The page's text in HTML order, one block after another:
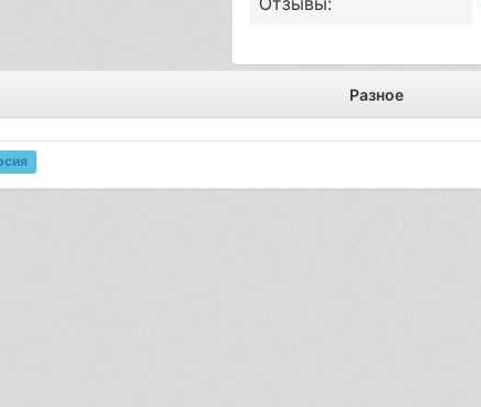
Разное